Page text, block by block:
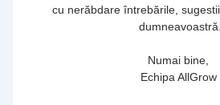
cu nerăbdare întrebările,
dumneavoastră.
Numai bine,
Echipa AllGrow